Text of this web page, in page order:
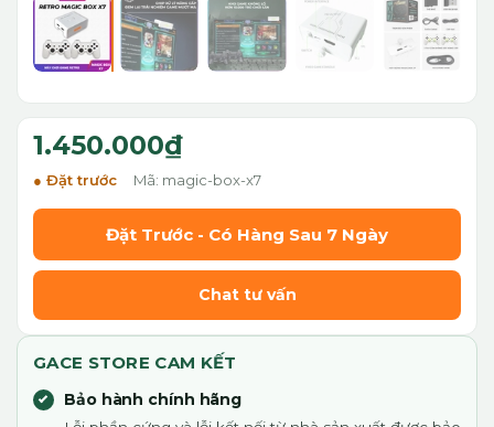
1.450.000₫
Đặt trước Mã: magic-box-x7
Đặt Trước - Có Hàng Sau 7 Ngày
Chat tư vấn
GACE STORE CAM KẾT
Bảo hành chính hãng